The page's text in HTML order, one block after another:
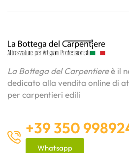
La Bottega del Carpentiereè il
dedicato alla vendita online di
per carpentieri edili
+39 350
Whatsapp